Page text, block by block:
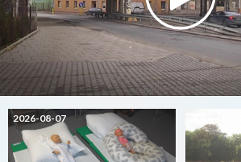
2026-08-07